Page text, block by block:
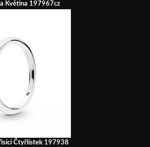
Květina 197967cz
Čtyřlístek 197938